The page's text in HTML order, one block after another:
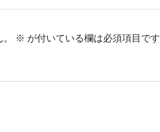
※ が付いている欄は必須項目です